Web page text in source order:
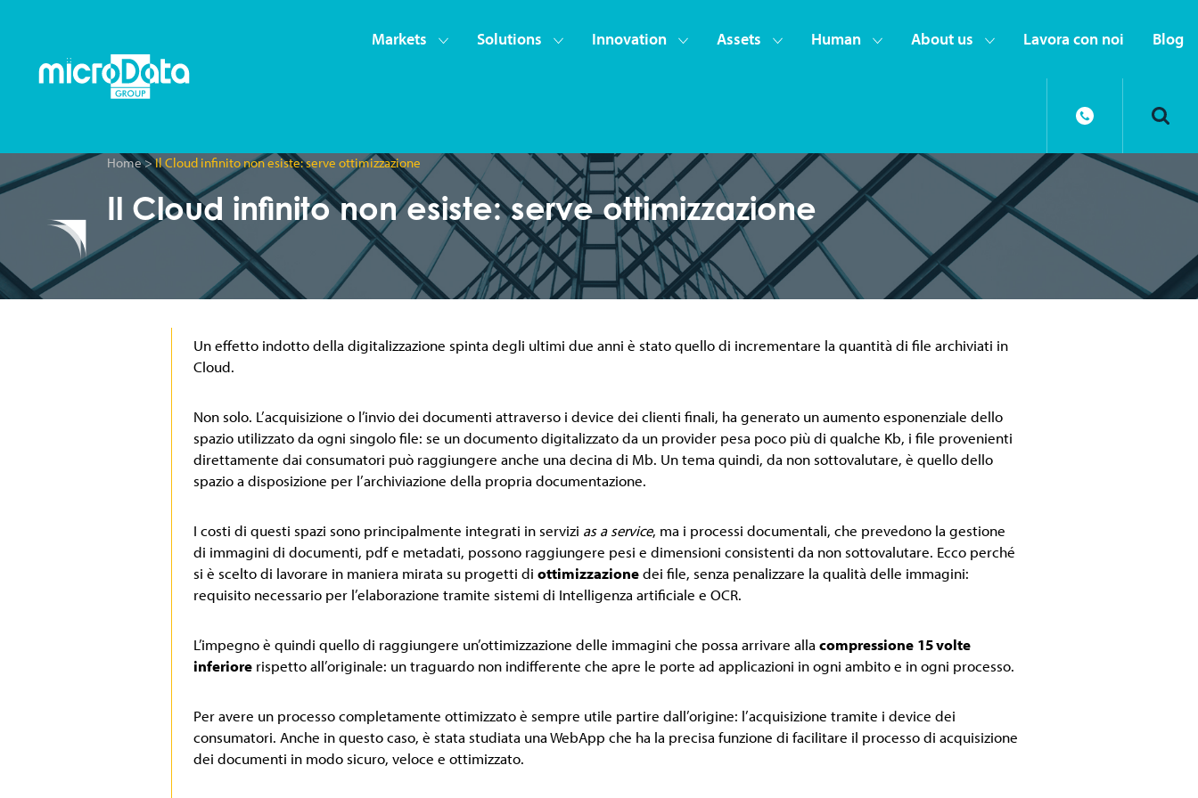
Markets Solutions Innovation Assets Human About us Lavora con noi Blog
Home>Il Cloud infinito non esiste: serve ottimizzazione
Il Cloud infinito non esiste: serve ottimizzazione
Un effetto indotto della digitalizzazione spinta degli ultimi due anni è stato quello di incrementare la quantità di file archiviati in
Cloud.
Non solo. L’acquisizione o l’invio dei documenti attraverso i device dei clienti finali, ha generato un aumento esponenziale dello
spazio utilizzato da ogni singolo file: se un documento digitalizzato da un provider pesa poco più di qualche Kb, i file provenienti
direttamente dai consumatori può raggiungere anche una decina di Mb. Un tema quindi, da non sottovalutare, è quello dello
spazio a disposizione per l’archiviazione della propria documentazione.
I costi di questi spazi sono principalmente integrati in servizi as a service, ma i processi documentali, che prevedono la gestione
di immagini di documenti, pdf e metadati, possono raggiungere pesi e dimensioni consistenti da non sottovalutare. Ecco perché
si è scelto di lavorare in maniera mirata su progetti di ottimizzazionedei file, senza penalizzare la qualità delle immagini:
requisito necessario per l’elaborazione tramite sistemi di Intelligenza artificiale e OCR.
L’impegno è quindi quello di raggiungere un’ottimizzazione delle immagini che possa arrivare alla compressione 15 volte
inferiore rispetto all’originale: un traguardo non indifferente che apre le porte ad applicazioni in ogni ambito e in ogni processo.
Per avere un processo completamente ottimizzato è sempre utile partire dall’origine: l’acquisizione tramite i device dei
consumatori. Anche in questo caso, è stata studiata una WebApp che ha la precisa funzione di facilitare il processo di acquisizione
dei documenti in modo sicuro, veloce e ottimizzato.